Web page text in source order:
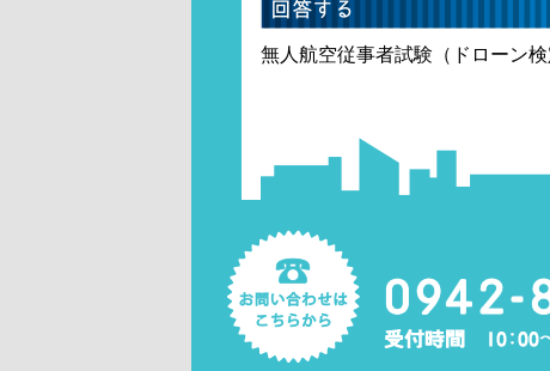
無人航空従事者試験（ドローン